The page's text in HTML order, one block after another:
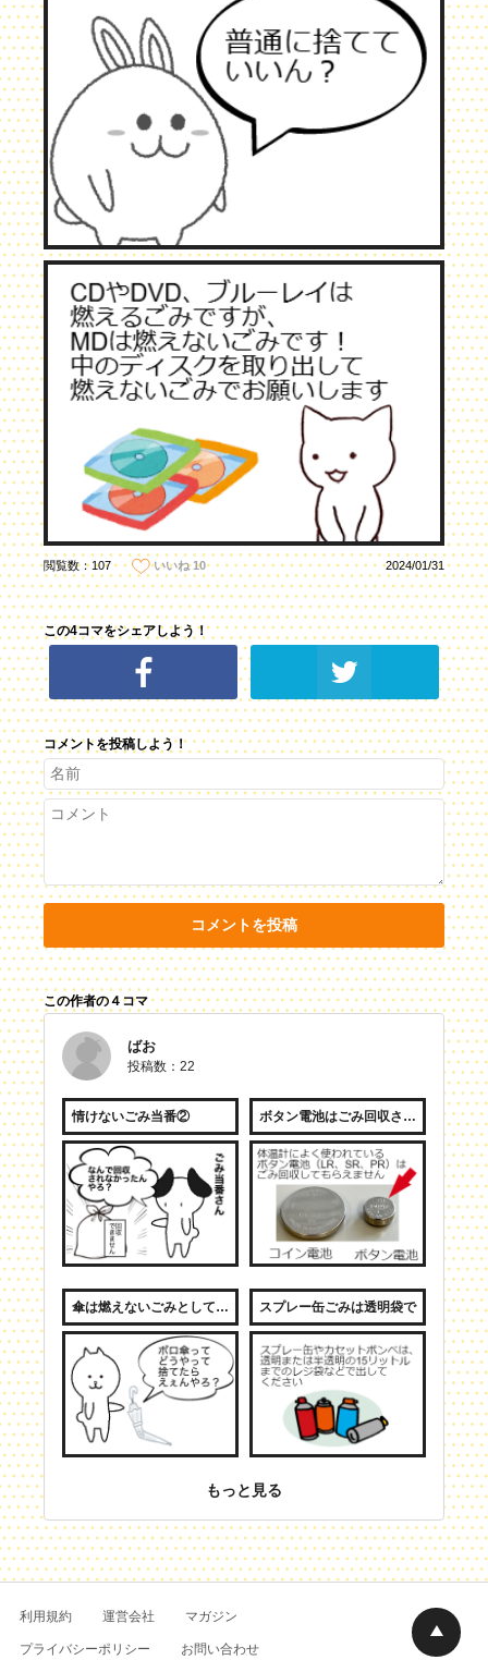
閲覧数：107 いいね 10 2024/01/31
この4コマをシェアしよう！
コメントを投稿しよう！
コメントを投稿
この作者の４コマ
ばお
投稿数：22
情けないごみ当番② ボタン電池はごみ回収されません
傘は燃えないごみとして出せます スプレー缶ごみは透明袋で
もっと見る
利用規約 運営会社 マガジン
プライバシーポリシー お問い合わせ